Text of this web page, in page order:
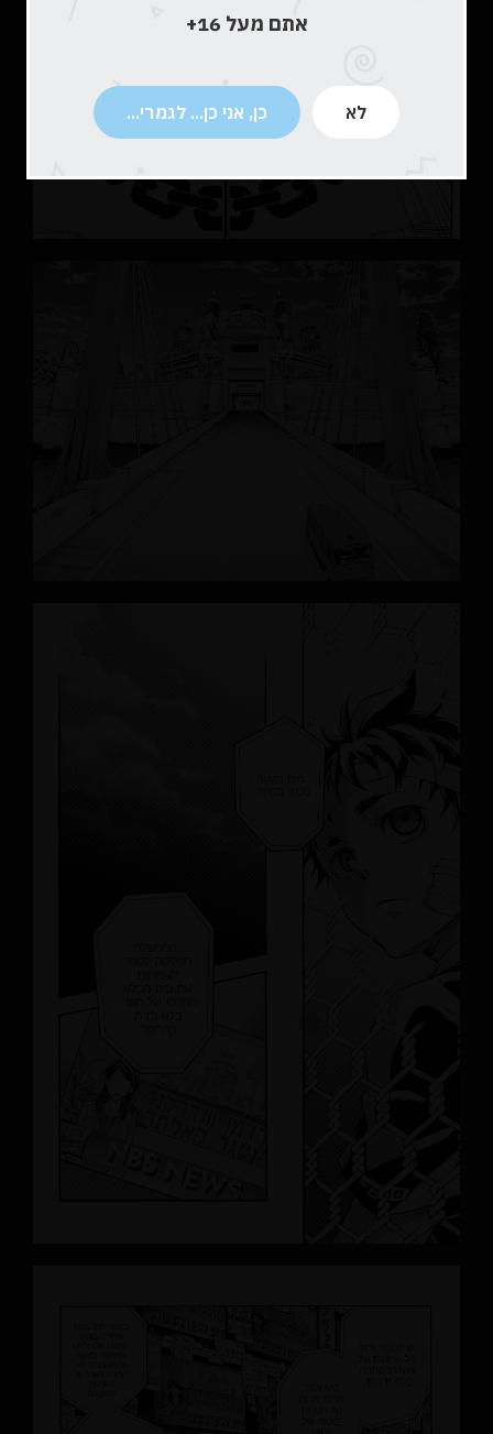
אתם מעל 16+
לא כן, אני כן... לגמרי...